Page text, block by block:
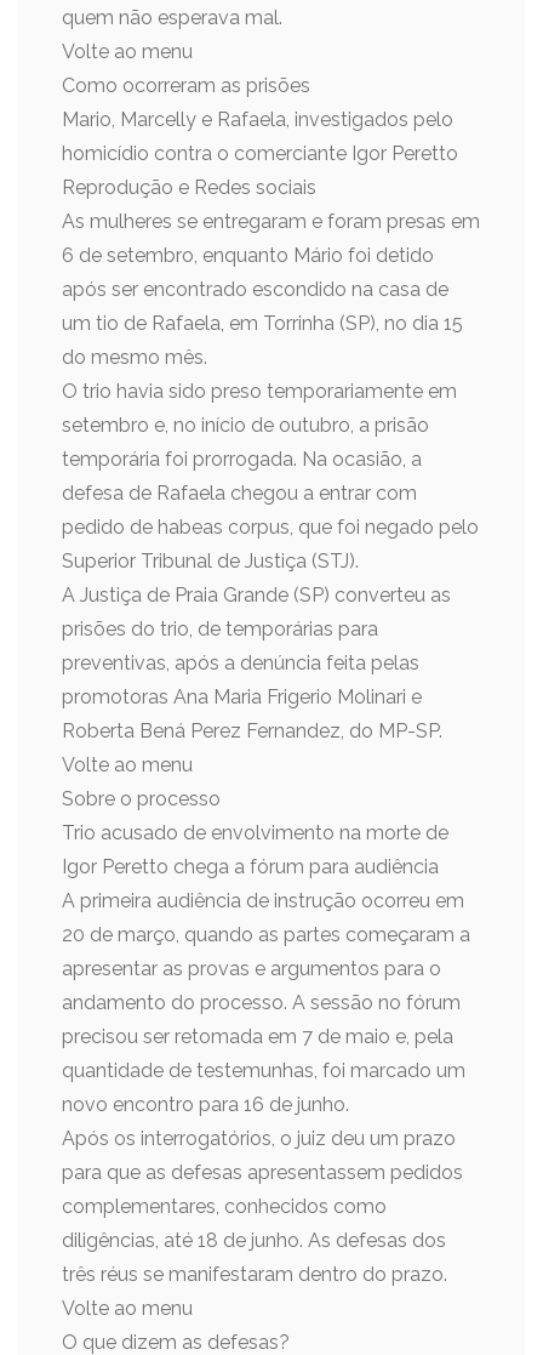
quem não esperava mal.
Volte ao menu
Como ocorreram as prisões
Mario, Marcelly e Rafaela, investigados pelo
homicídio contra o comerciante Igor Peretto
Reprodução e Redes sociais
As mulheres se entregaram e foram presas em
6 de setembro, enquanto Mário foi detido
após ser encontrado escondido na casa de
um tio de Rafaela, em Torrinha (SP), no dia 15
do mesmo mês.
O trio havia sido preso temporariamente em
setembro e, no início de outubro, a prisão
temporária foi prorrogada. Na ocasião, a
defesa de Rafaela chegou a entrar com
pedido de habeas corpus, que foi negado pelo
Superior Tribunal de Justiça (STJ).
A Justiça de Praia Grande (SP) converteu as
prisões do trio, de temporárias para
preventivas, após a denúncia feita pelas
promotoras Ana Maria Frigerio Molinari e
Roberta Bená Perez Fernandez, do MP-SP.
Volte ao menu
Sobre o processo
Trio acusado de envolvimento na morte de
Igor Peretto chega a fórum para audiência
A primeira audiência de instrução ocorreu em
20 de março, quando as partes começaram a
apresentar as provas e argumentos para o
andamento do processo. A sessão no fórum
precisou ser retomada em 7 de maio e, pela
quantidade de testemunhas, foi marcado um
novo encontro para 16 de junho.
Após os interrogatórios, o juiz deu um prazo
para que as defesas apresentassem pedidos
complementares, conhecidos como
diligências, até 18 de junho. As defesas dos
três réus se manifestaram dentro do prazo.
Volte ao menu
O que dizem as defesas?